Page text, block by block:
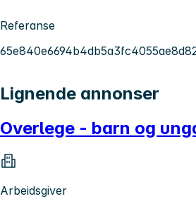
Referanse
Lignende annonser
Overlege - barn og
Arbeidsgiver